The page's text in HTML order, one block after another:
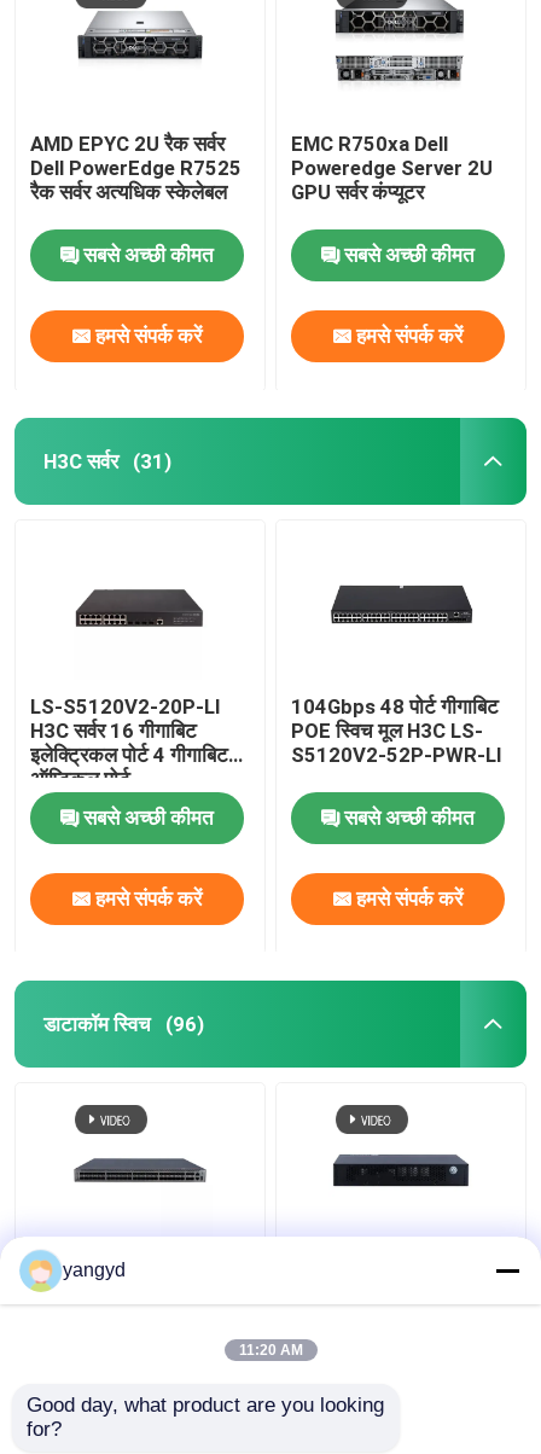
AMD EPYC 2U रैक सर्वर
Dell PowerEdge R7525
रैक सर्वर अत्यधिक स्केलेबल
सबसे अच्छी कीमत
हमसे संपर्क करें
EMC R750xa Dell
Poweredge Server 2U
GPU सर्वर कंप्यूटर
सबसे अच्छी कीमत
हमसे संपर्क करें
H3C सर्वर (31)
LS-S5120V2-20P-LI
H3C सर्वर 16 गीगाबिट
इलेक्ट्रिकल पोर्ट 4 गीगाबिट
ऑप्टिकल पोर्ट
सबसे अच्छी कीमत
हमसे संपर्क करें
104Gbps 48 पोर्ट गीगाबिट
POE स्विच मूल H3C LS-
S5120V2-52P-PWR-LI
सबसे अच्छी कीमत
हमसे संपर्क करें
डाटाकॉम स्विच (96)
CloudEngine S5731-H
स्विच POE++ 44xGE SFP
SFP PoE+ डेटाकॉम स्विच 8
S5731-L
yangyd
11:20 AM
Good day, what product are you looking
for?